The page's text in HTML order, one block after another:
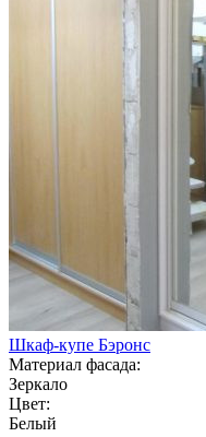
Шкаф-купе Бэронс
Материал фасада:
Зеркало
Цвет:
Белый